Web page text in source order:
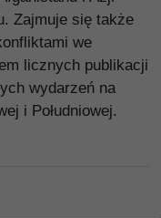
Zajmuje się także
we
licznych publikacji
wydarzeń na
i Południowej.